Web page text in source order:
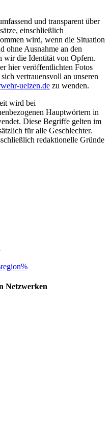
und transparent über
einschließlich
wird, wenn die Situation
ohne Ausnahme an den
wir die Identität von Opfern.
hier veröffentlichten Fotos
vertrauensvoll an unseren
uelzen.de zu wenden.
wird bei
Hauptwörtern in
Diese Begriffe gelten im
für alle Geschlechter.
redaktionelle Gründe
Netzwerken